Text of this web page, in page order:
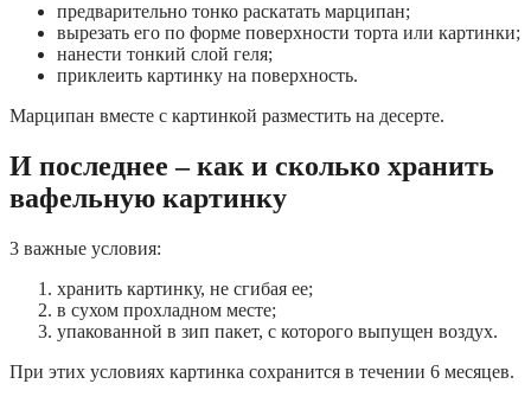
предварительно тонко раскатать марципан;
вырезать его по форме поверхности торта или картинки;
нанести тонкий слой геля;
приклеить картинку на поверхность.
Марципан вместе с картинкой разместить на десерте.
И последнее – как и сколько хранить
вафельную картинку
3 важные условия:
хранить картинку, не сгибая ее;
в сухом прохладном месте;
упакованной в зип пакет, с которого выпущен воздух.
При этих условиях картинка сохранится в течении 6 месяцев.